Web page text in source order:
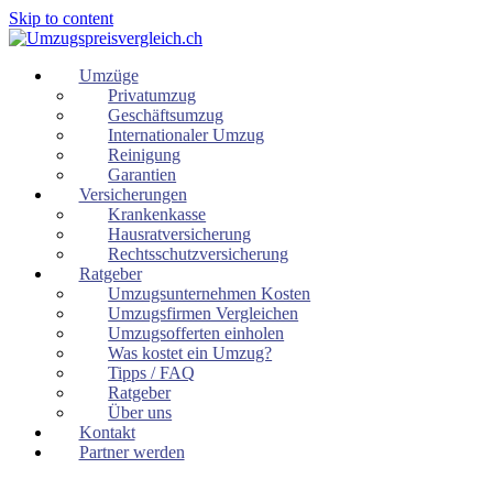
Skip to content
Umzüge
Privatumzug
Geschäftsumzug
Internationaler Umzug
Reinigung
Garantien
Versicherungen
Krankenkasse
Hausratversicherung
Rechtsschutzversicherung
Ratgeber
Umzugsunternehmen Kosten
Umzugsfirmen Vergleichen
Umzugsofferten einholen
Was kostet ein Umzug?
Tipps / FAQ
Ratgeber
Über uns
Kontakt
Partner werden